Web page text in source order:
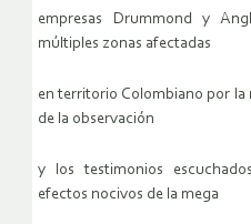
empresas Drummond y
múltiples zonas afectadas
en territorio Colombiano por la
de la observación
y los testimonios
efectos nocivos de la mega